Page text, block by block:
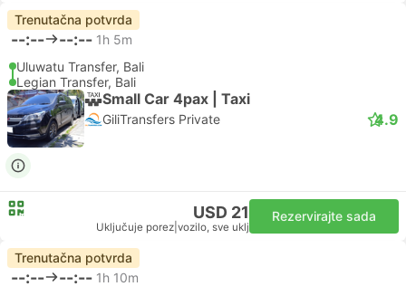
Trenutačna potvrda
--:-- --:-- 1h 5m
Uluwatu Transfer, Bali
Legian Transfer, Bali
Small Car 4pax | Taxi
GiliTransfers Private 4.9
USD 21
Uključuje porez vozilo, sve uklj
Rezervirajte sada
Trenutačna potvrda
--:-- --:-- 1h 10m